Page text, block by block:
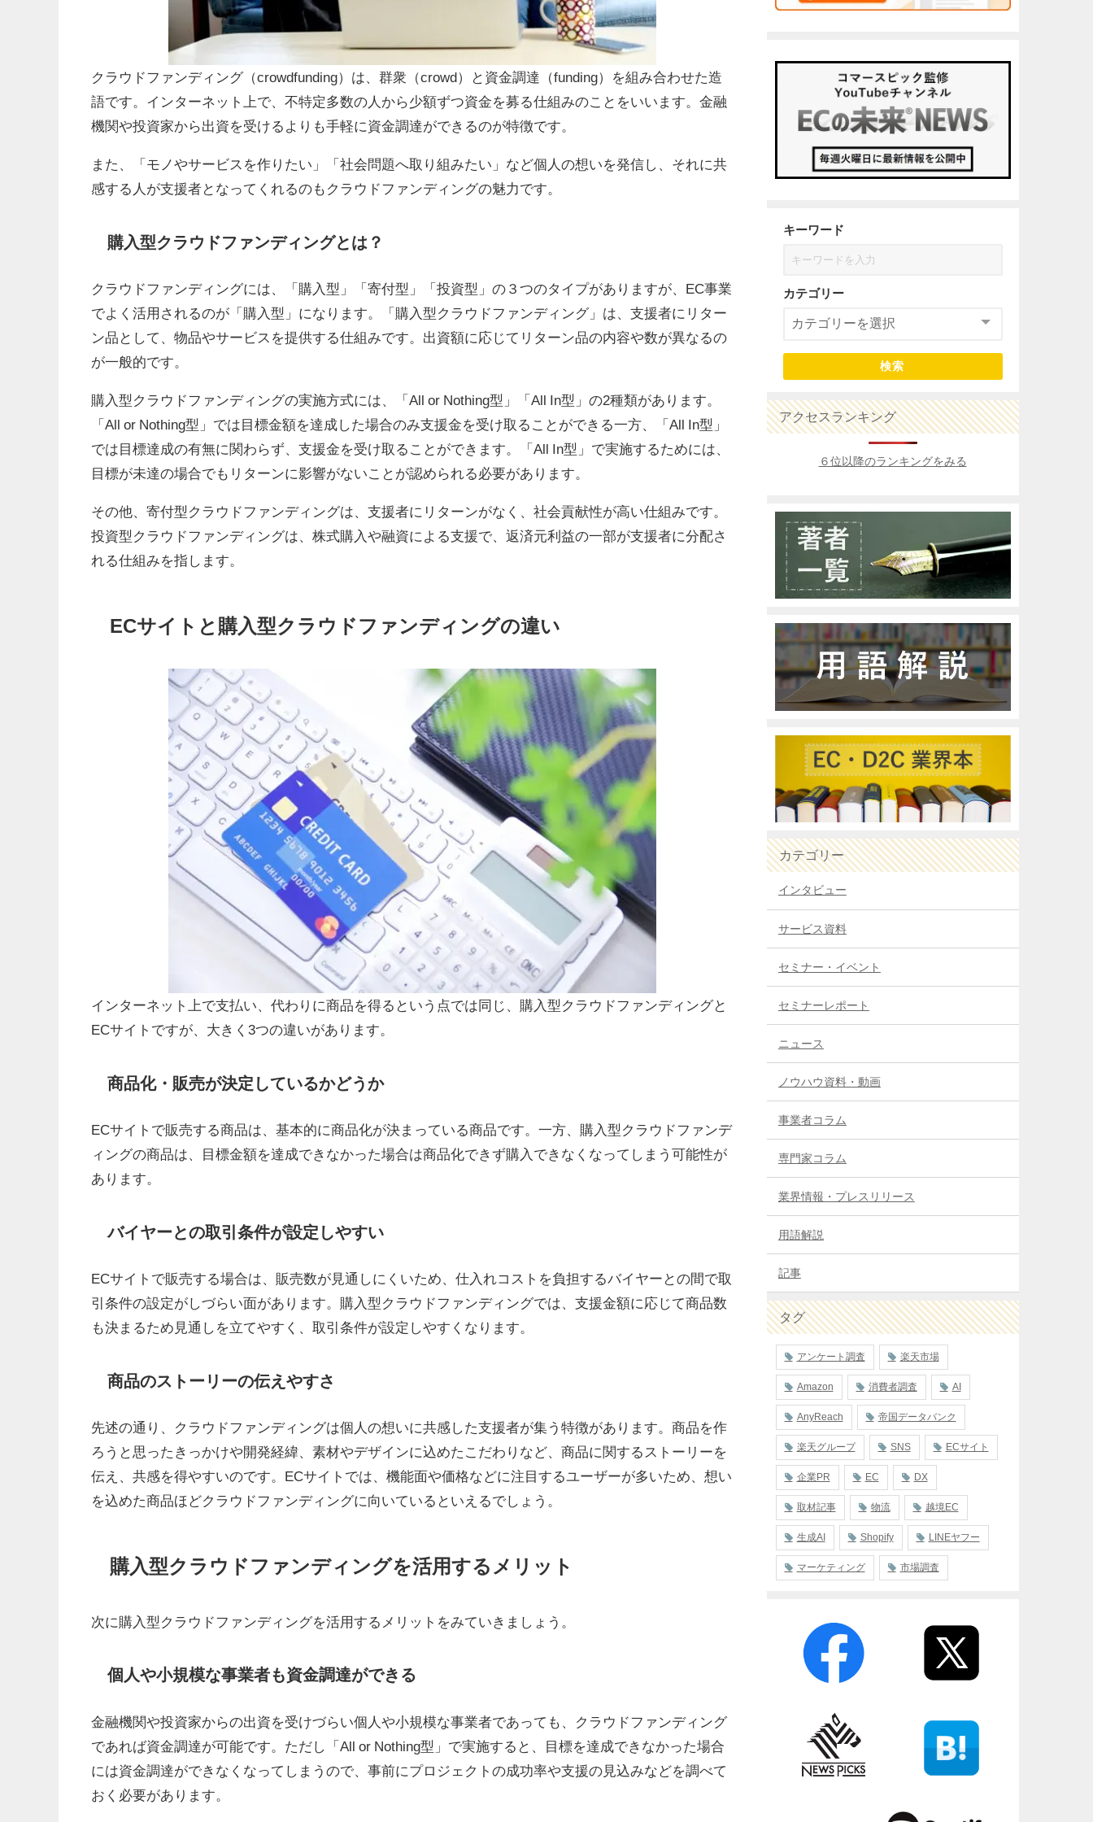
クラウドファンディング（crowdfunding）は、群衆（crowd）と資金調達（funding）を組み合わせた造
語です。インターネット上で、不特定多数の人から少額ずつ資金を募る仕組みのことをいいます。金融
機関や投資家から出資を受けるよりも手軽に資金調達ができるのが特徴です。
また、「モノやサービスを作りたい」「社会問題へ取り組みたい」など個人の想いを発信し、それに共
感する人が支援者となってくれるのもクラウドファンディングの魅力です。
購入型クラウドファンディングとは？
クラウドファンディングには、「購入型」「寄付型」「投資型」の３つのタイプがありますが、EC事業
でよく活用されるのが「購入型」になります。「購入型クラウドファンディング」は、支援者にリター
ン品として、物品やサービスを提供する仕組みです。出資額に応じてリターン品の内容や数が異なるの
が一般的です。
購入型クラウドファンディングの実施方式には、「All or Nothing型」「All In型」の2種類があります。
「All or Nothing型」では目標金額を達成した場合のみ支援金を受け取ることができる一方、「All In型」
では目標達成の有無に関わらず、支援金を受け取ることができます。「All In型」で実施するためには、
目標が未達の場合でもリターンに影響がないことが認められる必要があります。
その他、寄付型クラウドファンディングは、支援者にリターンがなく、社会貢献性が高い仕組みです。
投資型クラウドファンディングは、株式購入や融資による支援で、返済元利益の一部が支援者に分配さ
れる仕組みを指します。
ECサイトと購入型クラウドファンディングの違い
インターネット上で支払い、代わりに商品を得るという点では同じ、購入型クラウドファンディングと
ECサイトですが、大きく3つの違いがあります。
商品化・販売が決定しているかどうか
ECサイトで販売する商品は、基本的に商品化が決まっている商品です。一方、購入型クラウドファンデ
ィングの商品は、目標金額を達成できなかった場合は商品化できず購入できなくなってしまう可能性が
あります。
バイヤーとの取引条件が設定しやすい
ECサイトで販売する場合は、販売数が見通しにくいため、仕入れコストを負担するバイヤーとの間で取
引条件の設定がしづらい面があります。購入型クラウドファンディングでは、支援金額に応じて商品数
も決まるため見通しを立てやすく、取引条件が設定しやすくなります。
商品のストーリーの伝えやすさ
先述の通り、クラウドファンディングは個人の想いに共感した支援者が集う特徴があります。商品を作
ろうと思ったきっかけや開発経緯、素材やデザインに込めたこだわりなど、商品に関するストーリーを
伝え、共感を得やすいのです。ECサイトでは、機能面や価格などに注目するユーザーが多いため、想い
を込めた商品ほどクラウドファンディングに向いているといえるでしょう。
購入型クラウドファンディングを活用するメリット
次に購入型クラウドファンディングを活用するメリットをみていきましょう。
個人や小規模な事業者も資金調達ができる
金融機関や投資家からの出資を受けづらい個人や小規模な事業者であっても、クラウドファンディング
であれば資金調達が可能です。ただし「All or Nothing型」で実施すると、目標を達成できなかった場合
には資金調達ができなくなってしまうので、事前にプロジェクトの成功率や支援の見込みなどを調べて
おく必要があります。
キーワード
カテゴリー
検索
アクセスランキング
６位以降のランキングをみる
カテゴリー
インタビュー
サービス資料
セミナー・イベント
セミナーレポート
ニュース
ノウハウ資料・動画
事業者コラム
専門家コラム
業界情報・プレスリリース
用語解説
記事
タグ
アンケート調査 楽天市場
Amazon 消費者調査 AI
AnyReach 帝国データバンク
楽天グループ SNS ECサイト
企業PR EC DX
取材記事 物流 越境EC
生成AI Shopify LINEヤフー
マーケティング 市場調査